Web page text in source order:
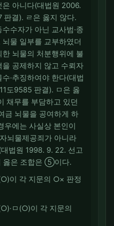
아니다(대법원 2006.
결). ㄹ은 옳지 않다.
수자가 아닌 교사범·종
물 일부를 교부하였더
뇌물의 처분행위에 불
공제하지 않고 수뢰자
·추징하여야 한다(대법
도9585 판결). ㅁ은 옳
채무를 부담하고 있던
금 뇌물을 공여하게 하
우에는 사실상 본인이
뇌물제공죄가 아니라
법원 1998. 9. 22. 선고
옳은 조합은 ⑤이다.
이 각 지문의 ○× 판정
ㅁ(○)이 각 지문의